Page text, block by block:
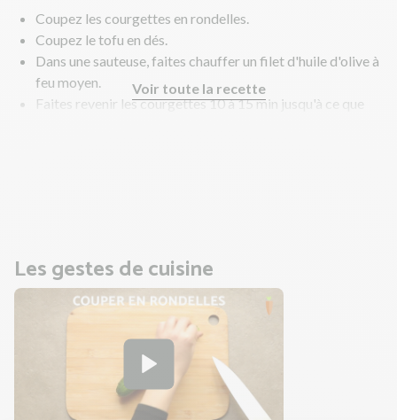
Coupez les courgettes en rondelles.
Coupez le tofu en dés.
Dans une sauteuse, faites chauffer un filet d'huile d'olive à
feu moyen.
Faites revenir les courgettes 10 à 15 min jusqu'à ce que
Voir toute la recette
Les gestes de cuisine